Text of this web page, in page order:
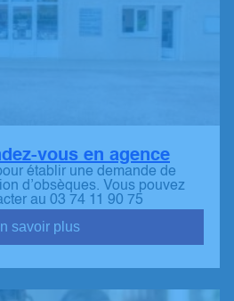
vous en agence
établir une demande de
d’obsèques. Vous pouvez
au 03 74 11 90 75
savoir plus